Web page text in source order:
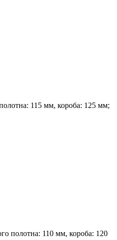
115 мм, короба: 125 мм;
полотна: 110 мм, короба: 120